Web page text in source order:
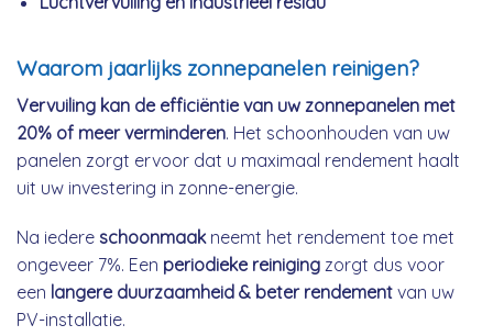
Waarom jaarlijks zonnepanelen reinigen?
Vervuiling kan de efficiëntie van uw zonnepanelen met
20% of meer verminderen. Het schoonhouden van uw
panelen zorgt ervoor dat u maximaal rendement haalt
uit uw investering in zonne-energie.
Na iedere schoonmaakneemt het rendement toe met
ongeveer 7%. Een periodieke reiniging zorgt dus voor
een langere duurzaamheid & beter rendement van uw
PV-installatie.